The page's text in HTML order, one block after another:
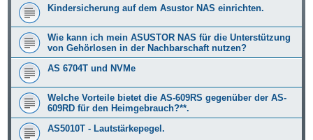
Kindersicherung auf dem Asustor NAS einrichten.
Wie kann ich mein ASUSTOR NAS für die Unterstützung
von Gehörlosen in der Nachbarschaft nutzen?
AS 6704T und NVMe
Welche Vorteile bietet die AS-609RS gegenüber der AS-
609RD für den Heimgebrauch?**.
AS5010T - Lautstärkepegel.